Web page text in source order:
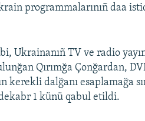
programmalarınıñ daa
Ukrainanıñ TV ve radio
Qırımğa Çonğardan,
kerekli dalğanı esaplamağa
1 künü qabul etildi.